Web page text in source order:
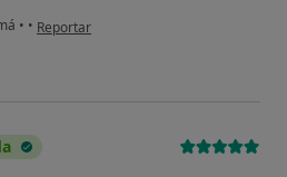
• • en opinión del usuario Nat
Reportar